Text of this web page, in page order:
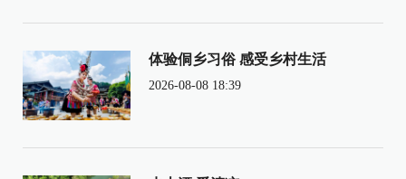
体验侗乡习俗 感受乡村生活
2026-08-08 18:39